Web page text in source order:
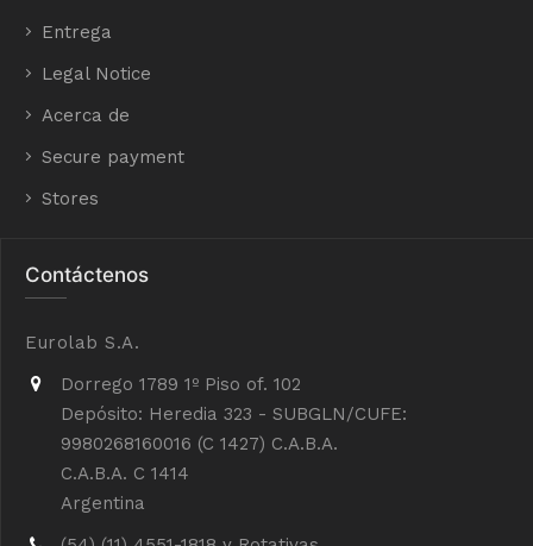
Entrega
Legal Notice
Acerca de
Secure payment
Stores
Contáctenos
Eurolab S.A.
Dorrego 1789 1º Piso of. 102
Depósito: Heredia 323 - SUBGLN/CUFE:
9980268160016 (C 1427) C.A.B.A.
C.A.B.A. C 1414
Argentina